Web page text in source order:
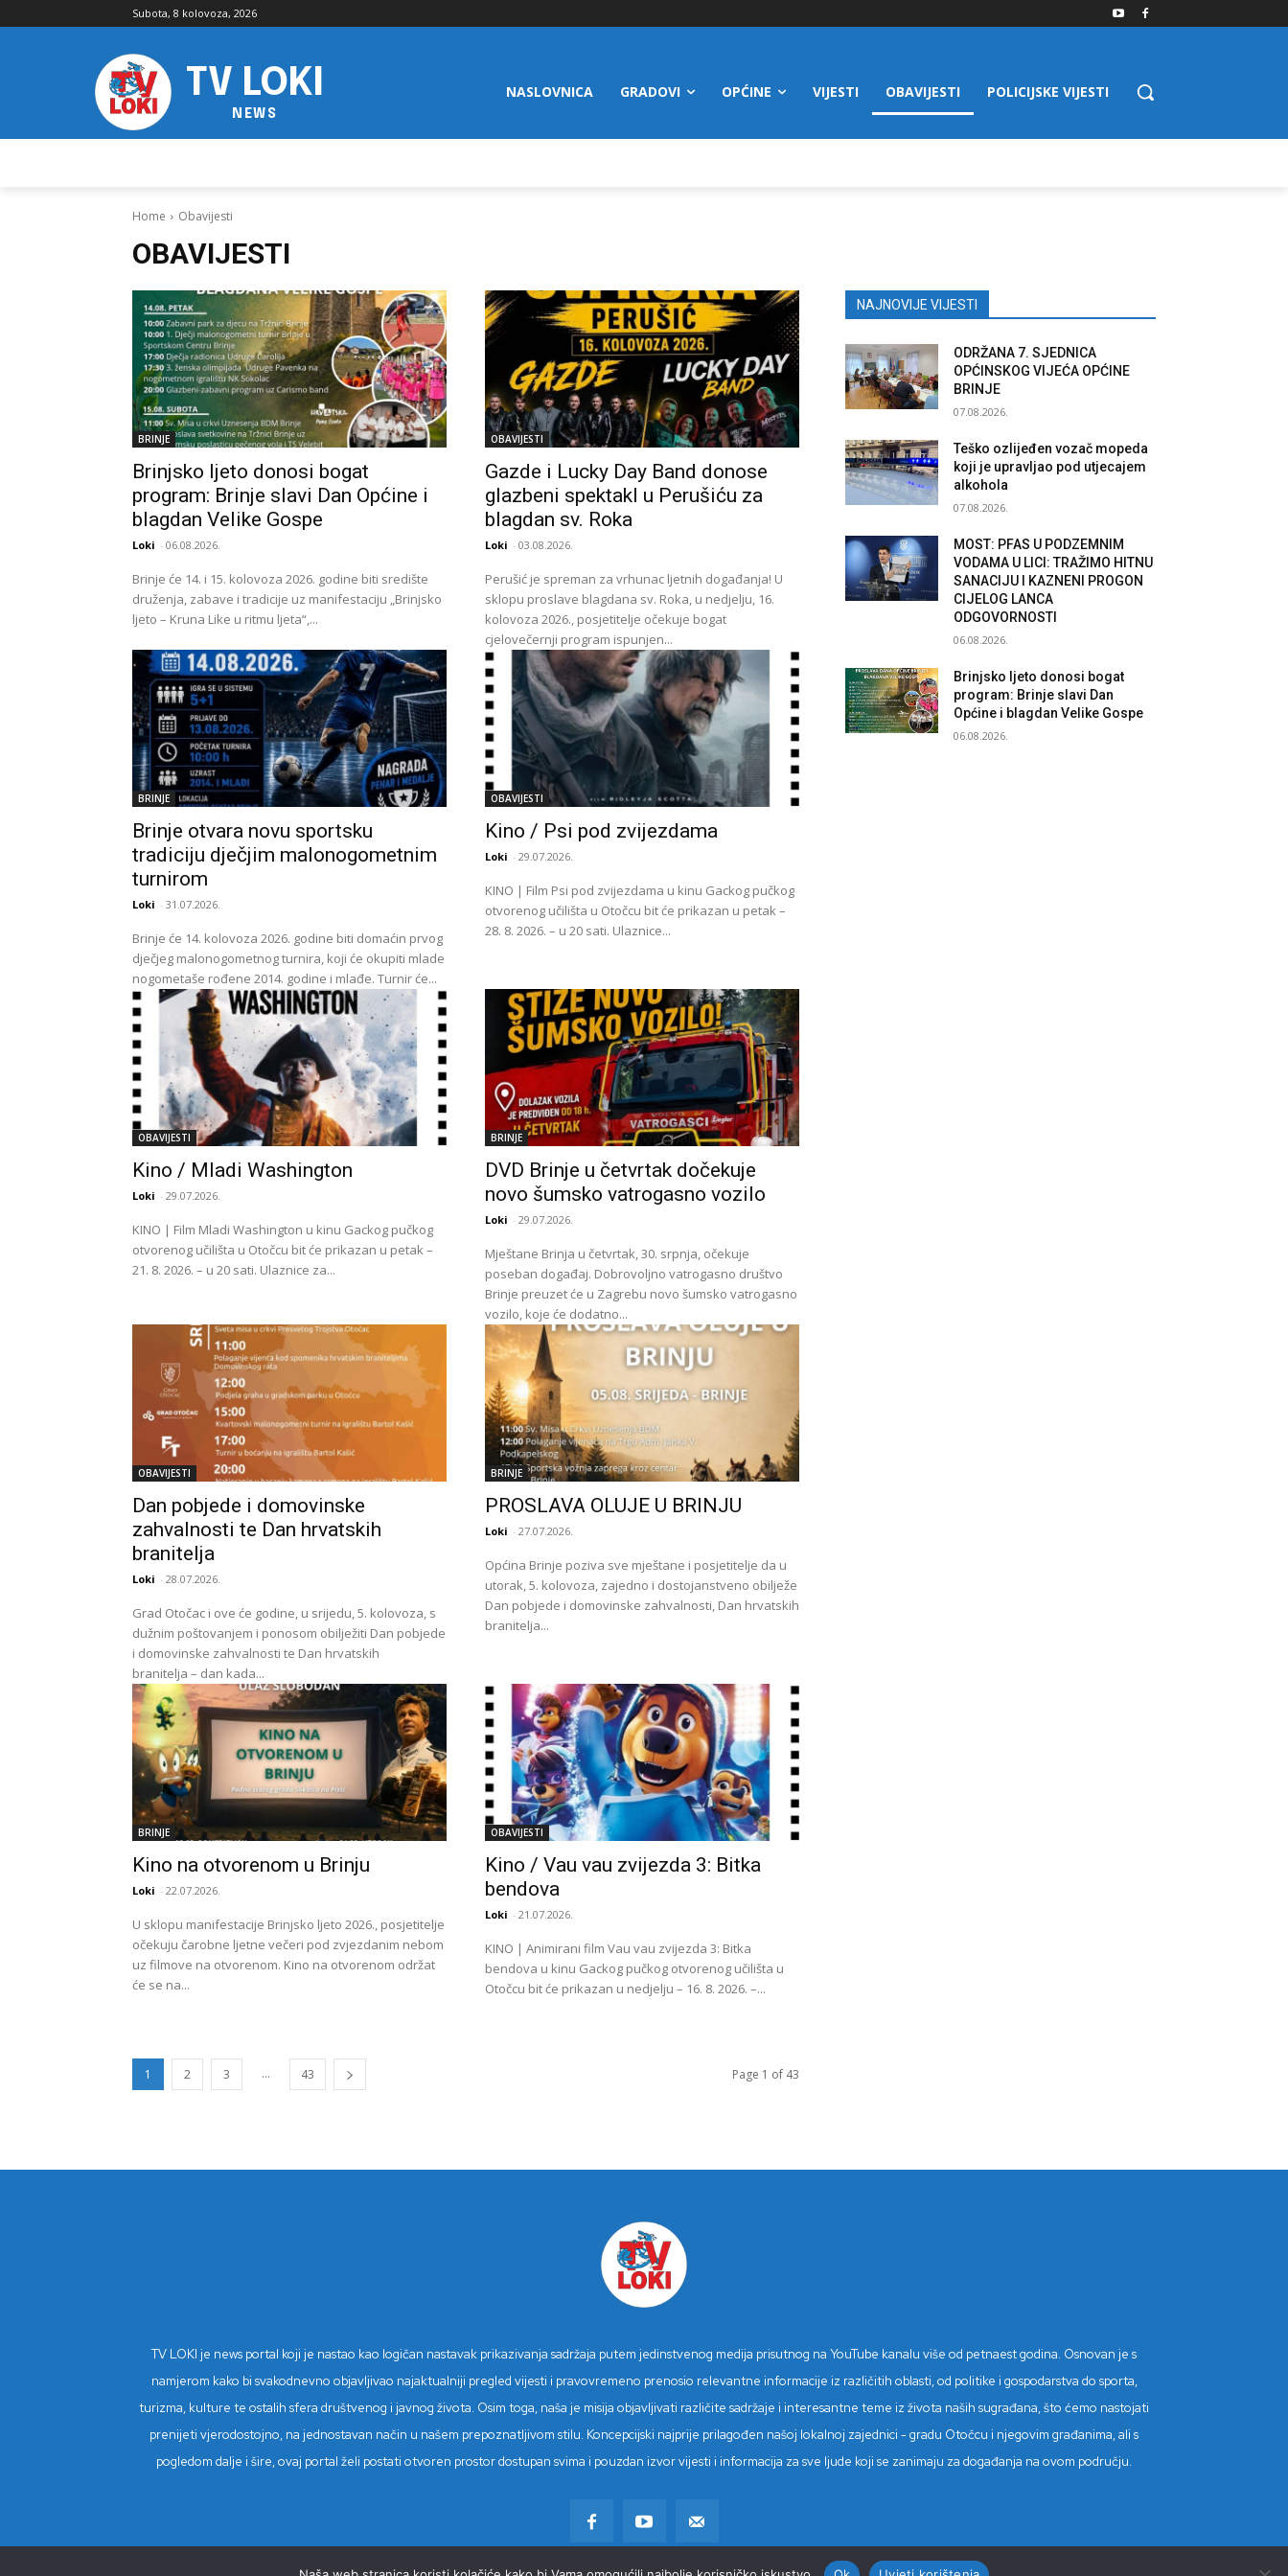
Subota, 8 kolovoza, 2026
TV LOKI
NEWS
NASLOVNICA GRADOVI OPĆINE VIJESTI OBAVIJESTI POLICIJSKE VIJESTI
Home Obavijesti
OBAVIJESTI
BRINJE
Brinjsko ljeto donosi bogat
program: Brinje slavi Dan Općine i
blagdan Velike Gospe
Loki - 06.08.2026.
Brinje će 14. i 15. kolovoza 2026. godine biti središte
druženja, zabave i tradicije uz manifestaciju „Brinjsko
ljeto – Kruna Like u ritmu ljeta“,...
OBAVIJESTI
Gazde i Lucky Day Band donose
glazbeni spektakl u Perušiću za
blagdan sv. Roka
Loki - 03.08.2026.
Perušić je spreman za vrhunac ljetnih događanja! U
sklopu proslave blagdana sv. Roka, u nedjelju, 16.
kolovoza 2026., posjetitelje očekuje bogat
cjelovečernji program ispunjen...
BRINJE
Brinje otvara novu sportsku
tradiciju dječjim malonogometnim
turnirom
Loki - 31.07.2026.
Brinje će 14. kolovoza 2026. godine biti domaćin prvog
dječjeg malonogometnog turnira, koji će okupiti mlade
nogometaše rođene 2014. godine i mlađe. Turnir će...
OBAVIJESTI
Kino / Psi pod zvijezdama
Loki - 29.07.2026.
KINO | Film Psi pod zvijezdama u kinu Gackog pučkog
otvorenog učilišta u Otočcu bit će prikazan u petak –
28. 8. 2026. – u 20 sati. Ulaznice...
OBAVIJESTI
Kino / Mladi Washington
Loki - 29.07.2026.
KINO | Film Mladi Washington u kinu Gackog pučkog
otvorenog učilišta u Otočcu bit će prikazan u petak –
21. 8. 2026. – u 20 sati. Ulaznice za...
BRINJE
DVD Brinje u četvrtak dočekuje
novo šumsko vatrogasno vozilo
Loki - 29.07.2026.
Mještane Brinja u četvrtak, 30. srpnja, očekuje
poseban događaj. Dobrovoljno vatrogasno društvo
Brinje preuzet će u Zagrebu novo šumsko vatrogasno
vozilo, koje će dodatno...
OBAVIJESTI
Dan pobjede i domovinske
zahvalnosti te Dan hrvatskih
branitelja
Loki - 28.07.2026.
Grad Otočac i ove će godine, u srijedu, 5. kolovoza, s
dužnim poštovanjem i ponosom obilježiti Dan pobjede
i domovinske zahvalnosti te Dan hrvatskih
branitelja – dan kada...
BRINJE
PROSLAVA OLUJE U BRINJU
Loki - 27.07.2026.
Općina Brinje poziva sve mještane i posjetitelje da u
utorak, 5. kolovoza, zajedno i dostojanstveno obilježe
Dan pobjede i domovinske zahvalnosti, Dan hrvatskih
branitelja...
BRINJE
Kino na otvorenom u Brinju
Loki - 22.07.2026.
U sklopu manifestacije Brinjsko ljeto 2026., posjetitelje
očekuju čarobne ljetne večeri pod zvjezdanim nebom
uz filmove na otvorenom. Kino na otvorenom održat
će se na...
OBAVIJESTI
Kino / Vau vau zvijezda 3: Bitka
bendova
Loki - 21.07.2026.
KINO | Animirani film Vau vau zvijezda 3: Bitka
bendova u kinu Gackog pučkog otvorenog učilišta u
Otočcu bit će prikazan u nedjelju – 16. 8. 2026. –...
1 2 3 ... 43 Page 1 of 43
NAJNOVIJE VIJESTI
ODRŽANA 7. SJEDNICA
OPĆINSKOG VIJEĆA OPĆINE
BRINJE
07.08.2026.
Teško ozlijeđen vozač mopeda
koji je upravljao pod utjecajem
alkohola
07.08.2026.
MOST: PFAS U PODZEMNIM
VODAMA U LICI: TRAŽIMO HITNU
SANACIJU I KAZNENI PROGON
CIJELOG LANCA
ODGOVORNOSTI
06.08.2026.
Brinjsko ljeto donosi bogat
program: Brinje slavi Dan
Općine i blagdan Velike Gospe
06.08.2026.
TV LOKI je news portal koji je nastao kao logičan nastavak prikazivanja sadržaja putem jedinstvenog medija prisutnog na YouTube kanalu više od petnaest godina. Osnovan je s
namjerom kako bi svakodnevno objavljivao najaktualniji pregled vijesti i pravovremeno prenosio relevantne informacije iz različitih oblasti, od politike i gospodarstva do sporta,
turizma, kulture te ostalih sfera društvenog i javnog života. Osim toga, naša je misija objavljivati različite sadržaje i interesantne teme iz života naših sugrađana, što ćemo nastojati
prenijeti vjerodostojno, na jednostavan način u našem prepoznatljivom stilu. Koncepcijski najprije prilagođen našoj lokalnoj zajednici - gradu Otočcu i njegovim građanima, ali s
pogledom dalje i šire, ovaj portal želi postati otvoren prostor dostupan svima i pouzdan izvor vijesti i informacija za sve ljude koji se zanimaju za događanja na ovom području.